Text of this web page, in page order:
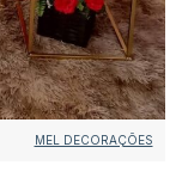
MEL DECORAÇÕES